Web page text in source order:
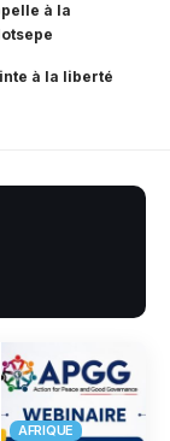
à la
à la liberté
AFRIQUE